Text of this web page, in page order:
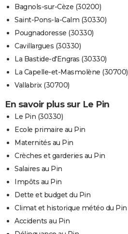
Bagnols-sur-Cèze (30200)
Saint-Pons-la-Calm (30330)
Pougnadoresse (30330)
Cavillargues (30330)
La Bastide-d'Engras (30330)
La Capelle-et-Masmolène (30700)
Vallabrix (30700)
En savoir plus sur Le Pin
Le Pin (30330)
Ecole primaire au Pin
Maternités au Pin
Crèches et garderies au Pin
Salaires au Pin
Impôts au Pin
Dette et budget du Pin
Climat et historique météo du Pin
Accidents au Pin